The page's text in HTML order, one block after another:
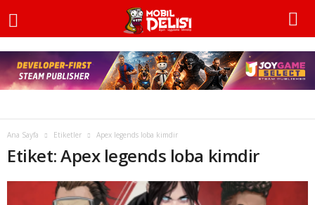
Ana Sayfa Etiketler Apex legends loba kimdir
Etiket: Apex legends loba kimdir